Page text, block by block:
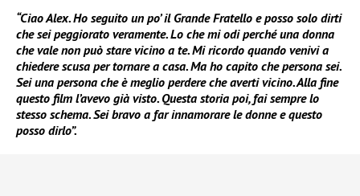
“Ciao Alex. Ho seguito un po’ il Grande Fratello e posso solo dirti
che sei peggiorato veramente. Lo che mi odi perché una donna
che vale non può stare vicino a te. Mi ricordo quando venivi a
chiedere scusa per tornare a casa. Ma ho capito che persona sei.
Sei una persona che è meglio perdere che averti vicino. Alla fine
questo film l’avevo già visto. Questa storia poi, fai sempre lo
stesso schema. Sei bravo a far innamorare le donne e questo
posso dirlo”.